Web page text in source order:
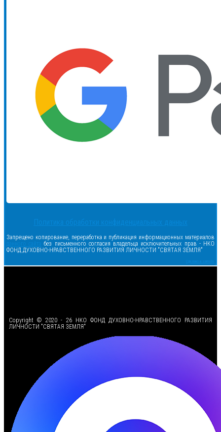
Политика обработки конфиденциальных данных
Запрещено копирование, переработка и публикация информационных материалов
данного сайта без письменного согласия владельца исключительных прав - НКО
ФОНД ДУХОВНО-НРАВСТВЕННОГО РАЗВИТИЯ ЛИЧНОСТИ "СВЯТАЯ ЗЕМЛЯ"
Сделано в samsite
Copyright © 2020 - 26 НКО ФОНД ДУХОВНО-НРАВСТВЕННОГО РАЗВИТИЯ
ЛИЧНОСТИ "СВЯТАЯ ЗЕМЛЯ"